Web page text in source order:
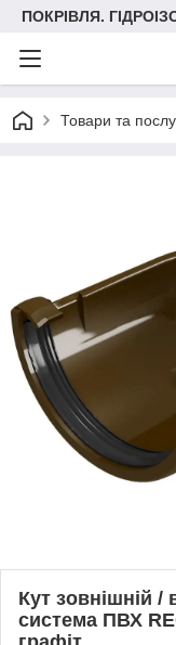
ПОКРІВЛЯ.
Товари та
Кут зовнішній /
система ПВХ